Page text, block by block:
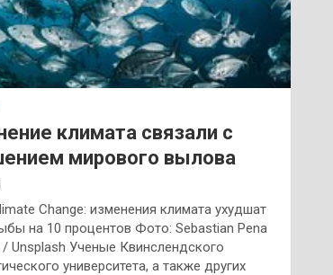
климата связали с
мирового вылова
Change: изменения климата ухудшат
на 10 процентов Фото: Sebastian Pena
Unsplash Ученые Квинслендского
университета, а также других